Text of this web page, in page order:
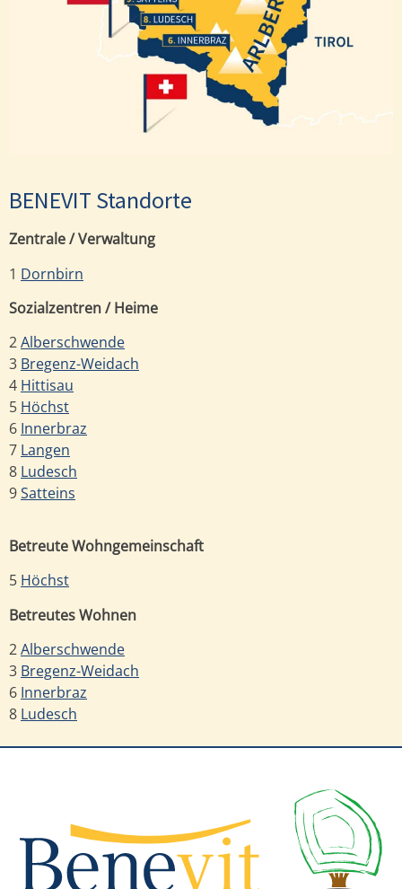
Ludesch
Innerbraz
BENEVIT Standorte
Zentrale / Verwaltung
1 Dornbirn
Sozialzentren / Heime
2Alberschwende
3 Bregenz-Weidach
4 Hittisau
5 Höchst
6 Innerbraz
7 Langen
8 Ludesch
9Satteins
Betreute Wohngemeinschaft
5 Höchst
Betreutes Wohnen
2Alberschwende
3 Bregenz-Weidach
6 Innerbraz
8 Ludesch